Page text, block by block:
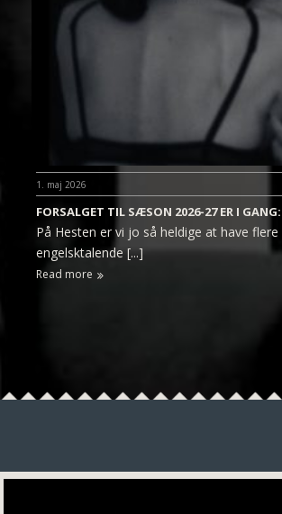
1. maj 2026
FORSALGET TIL SÆSON 2026-27 ER I
På Hesten er vi jo så heldige at have
engelsktalende [...]
Read more